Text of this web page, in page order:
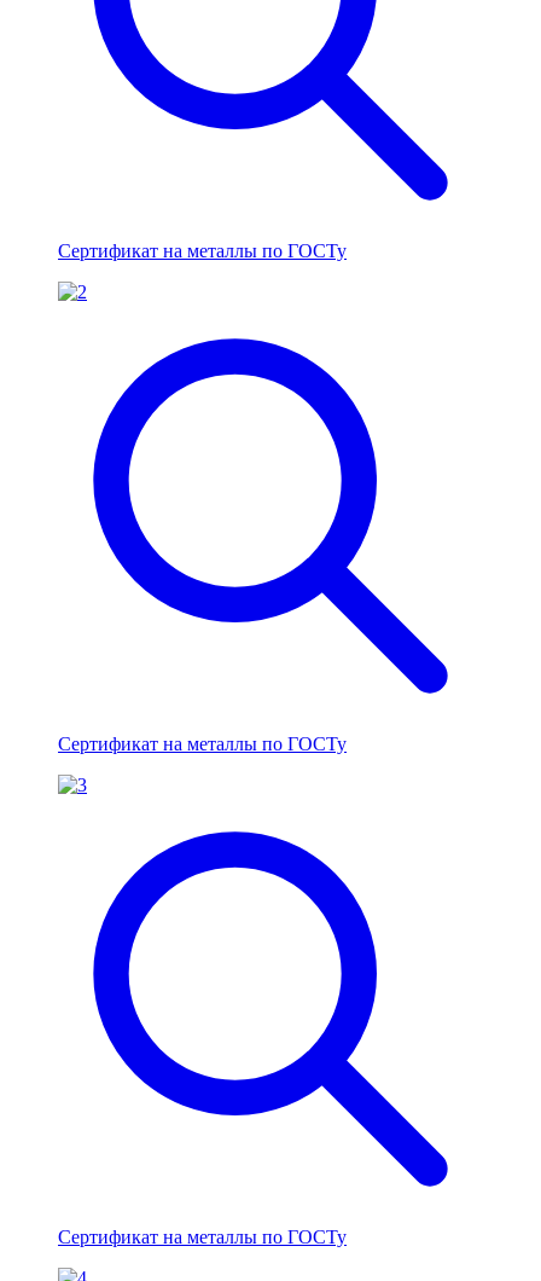
Сертификат на металлы по ГОСТу
Сертификат на металлы по ГОСТу
Сертификат на металлы по ГОСТу